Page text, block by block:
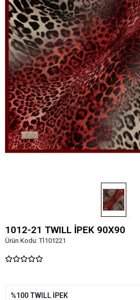
1012-21 TWILL İPEK 90X90
Ürün Kodu:Tİ101221
%100 TWILL İPEK